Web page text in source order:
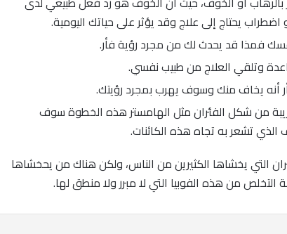
يحتاج إلى علاج وقد يؤثر على حياتك اليومية.
فمذا قد يحدث لك من مجرد رؤية فأر.
وتلقي العلاج من طبيب نفسي.
أنه يخاف منك وسوف يهرب بمجرد رؤيتك.
من شكل الفئران مثل الهامستر هذه الخطوة سوف
تشعر به تجاه هذه الكائنات.
التي يخشاها الكثيرين من الناس، ولكن هناك من يحخشاها
من هذه الفوبيا التي لا مبرر ولا منطق لها.